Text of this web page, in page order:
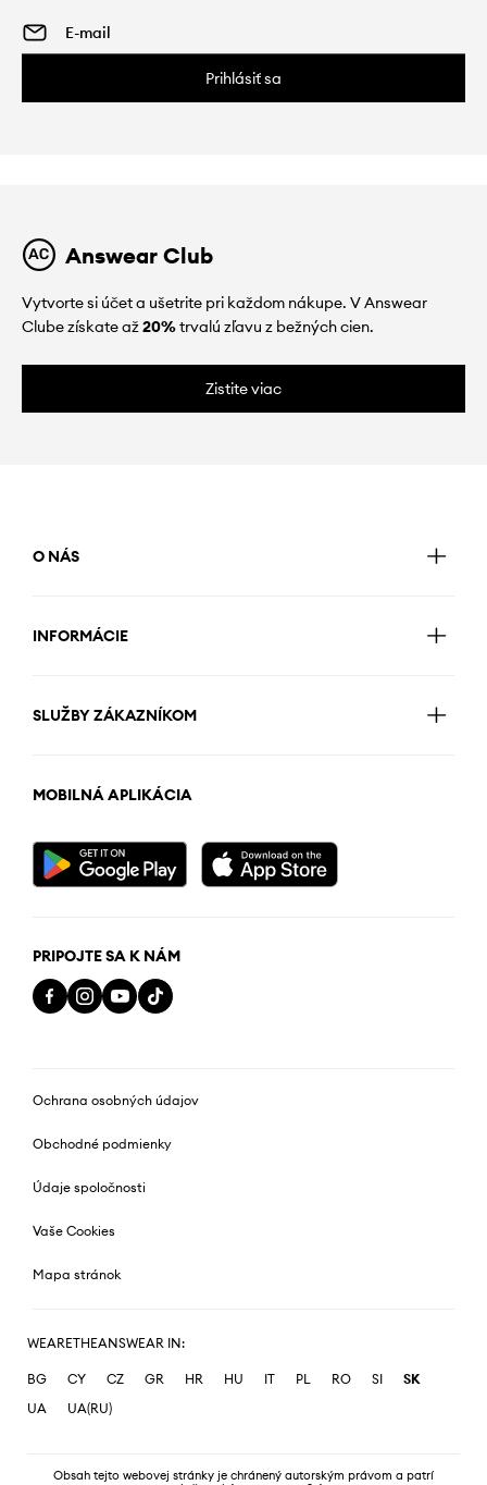
Prihlásiť sa
Answear Club
Vytvorte si účet a ušetrite pri každom nákupe. V Answear
Clube získate až20%trvalú zľavu z bežných cien.
Zistite viac
O NÁS
INFORMÁCIE
SLUŽBY ZÁKAZNÍKOM
MOBILNÁ APLIKÁCIA
PRIPOJTE SA K NÁM
Ochrana osobných údajov
Obchodné podmienky
Údaje spoločnosti
Vaše Cookies
Mapa stránok
WEARETHEANSWEAR IN:
BG CY CZ GR HR HU IT PL RO SI
SK
UA
UA(RU)
Obsah tejto webovej stránky je chránený autorským právom a patrí